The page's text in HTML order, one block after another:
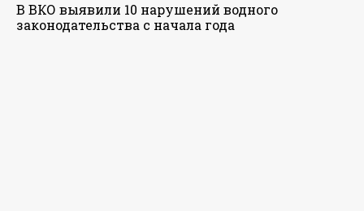
В ВКО выявили 10 нарушений водного
законодательства с начала года